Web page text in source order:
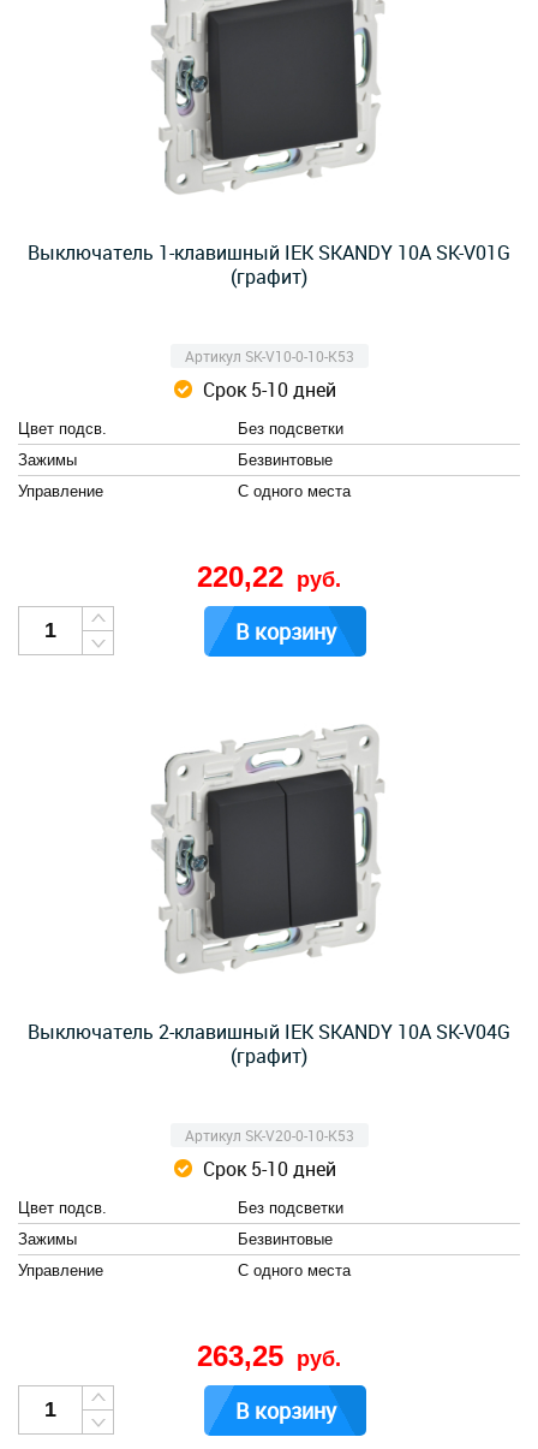
Выключатель 1-клавишный IEK SKANDY 10А SK-V01G
(графит)
Артикул SK-V10-0-10-K53
Срок 5-10 дней
Цвет подсв.
Без подсветки
Зажимы
Безвинтовые
Управление
С одного места
220,22 руб.
В корзину
Выключатель 2-клавишный IEK SKANDY 10А SK-V04G
(графит)
Артикул SK-V20-0-10-K53
Срок 5-10 дней
Цвет подсв.
Без подсветки
Зажимы
Безвинтовые
Управление
С одного места
263,25 руб.
В корзину